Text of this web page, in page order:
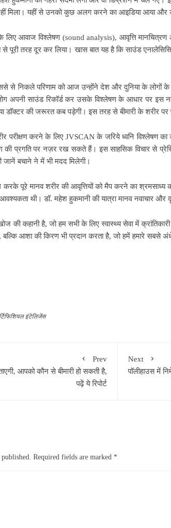
नहीं मिला। यहीं से उनको कुछ अलग करने का आइडिया आया
आवाज विश्लेषण (sound analysis), आवृत्ति मानचित्रण
से पूरी तरह दूर कर लिया। खास बात यह है कि साउंड
से निकले परिणाम को आज उन्होंने देश और दुनिया के
अपनी साउंड रिकॉर्ड कर उसके विश्लेषण के आधार पर इस
क्या डॉक्टर की जरूरत कब पड़ेगी। इस तरह से बीमारी के शरीर
परीक्षण करने के लिए JVSCAN के जरिये ध्वनि विश्लेषण
की प्रगति पर नज़र रख सकते हैं। इस साहसिक विचार से
जानें बचाने ने में भी मदद मिलेगी।
पूरे मानव शरीर की आवृत्तियों को मैप करने का
थी। डॉ. महेश हुकमानी की यात्रा मानव नवाचार
की कहानी है, जो हम सभी के लिए स्वास्थ्य सेवा में
बल्कि आशा की किरण भी प्रदान करता है, जो हमें हमारे सबसे
इंटेलिजेंस
Prev
आपको कौन से बीमारी हो सकती है,
पढ़ें ये रिपोर्ट
Next
पॉलीहाउस में
Required fields are marked *